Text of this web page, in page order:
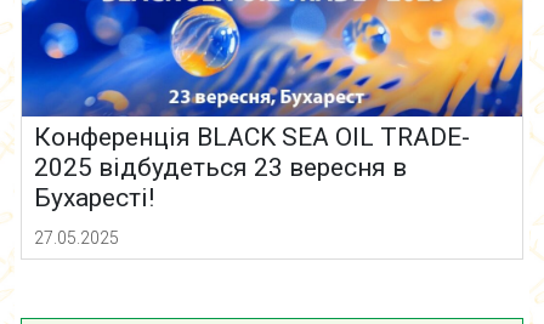
Конференція BLACK SEA OIL TRADE-
2025 відбудеться 23 вересня в
Бухаресті!
27.05.2025